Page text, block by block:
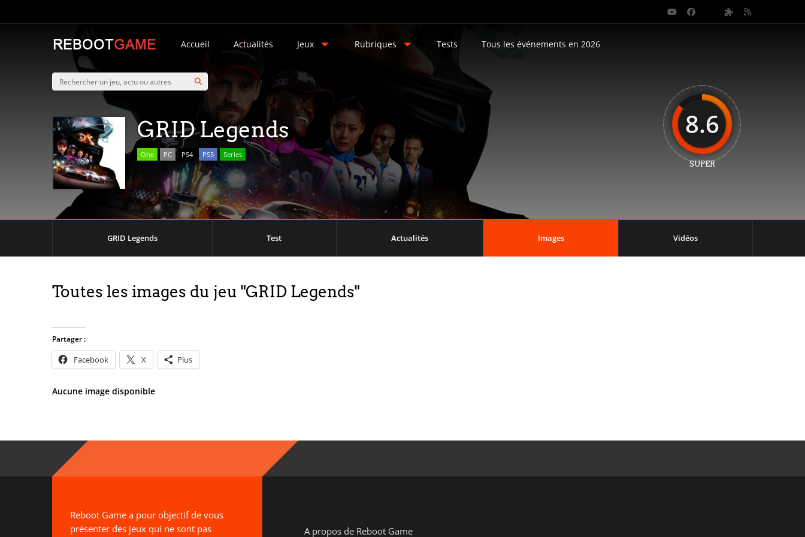
Accueil Actualités Jeux Rubriques Tests Tous les événements en 2026
GRID Legends
One PC PS4 PS5 Series
8.6
SUPER
GRID Legends Test Actualités Images Vidéos
Toutes les images du jeu "GRID Legends"
Partager :
Facebook X Plus
Aucune image disponible
Reboot Game a pour objectif de vous
présenter des jeux qui ne sont pas
A propos de Reboot Game